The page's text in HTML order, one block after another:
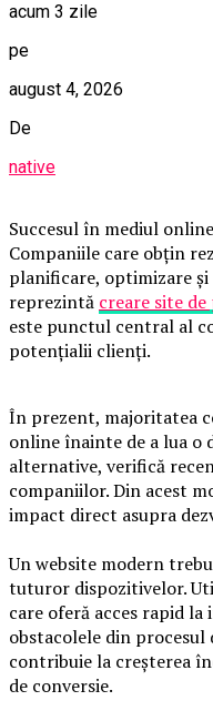
acum 3 zile
pe
august 4, 2026
De
native
Succesul în mediul
Companiile care obțin
planificare, optimizare
reprezintă creare site
este punctul central al
potențialii clienți.
În prezent, majoritatea
online înainte de a lua o
alternative, verifică
companiilor. Din acest
impact direct asupra
Un website modern
tuturor dispozitivelor.
care oferă acces rapid
obstacolele din procesul
contribuie la creșterea
de conversie.